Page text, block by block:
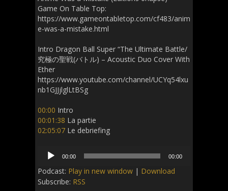
Game On Table Top:
https://www.gameontabletop.com/cf483/anim
e-was-a-mistake.html
Intro Dragon Ball Super “The Ultimate Battle/
究極の聖戦(バトル) – Acoustic Duo Cover With
Ether
https://www.youtube.com/channel/UCYq54lxu
nb1GJJjlglLtBSg
00:00 Intro
00:01:38 La partie
02:05:07 Le debriefing
Audio
Player
00:00 00:00
Podcast: Play in new window | Download
Subscribe: RSS